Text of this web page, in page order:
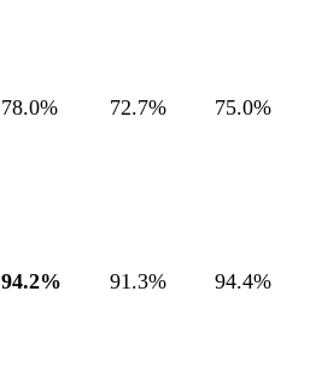
78.0% 72.7% 75.0%
94.2% 91.3% 94.4%